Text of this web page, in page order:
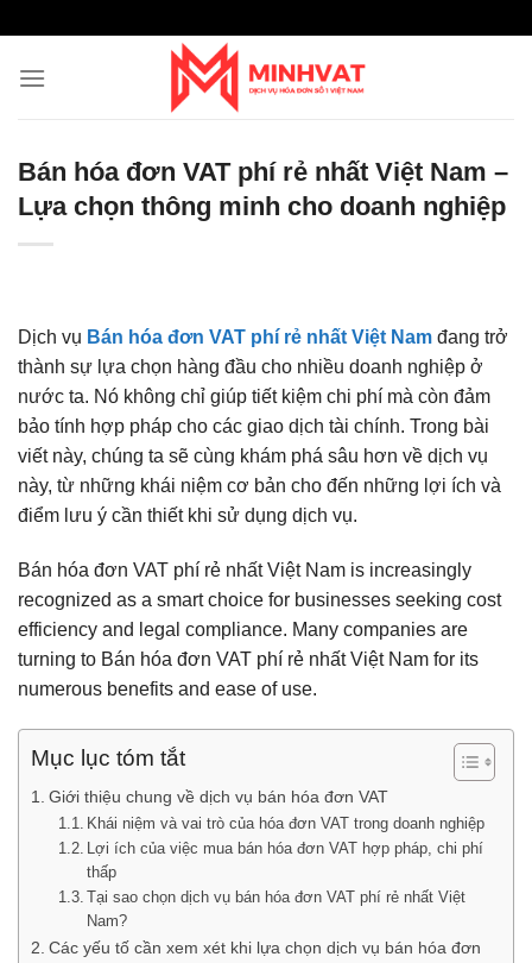
content
Bán hóa đơn VAT phí rẻ nhất Việt Nam –
Lựa chọn thông minh cho doanh nghiệp
Dịch vụ Bán hóa đơn VAT phí rẻ nhất Việt Nam đang trở
thành sự lựa chọn hàng đầu cho nhiều doanh nghiệp ở
nước ta. Nó không chỉ giúp tiết kiệm chi phí mà còn đảm
bảo tính hợp pháp cho các giao dịch tài chính. Trong bài
viết này, chúng ta sẽ cùng khám phá sâu hơn về dịch vụ
này, từ những khái niệm cơ bản cho đến những lợi ích và
điểm lưu ý cần thiết khi sử dụng dịch vụ.
Bán hóa đơn VAT phí rẻ nhất Việt Nam is increasingly
recognized as a smart choice for businesses seeking cost
efficiency and legal compliance. Many companies are
turning to Bán hóa đơn VAT phí rẻ nhất Việt Nam for its
numerous benefits and ease of use.
Mục lục tóm tắt
Giới thiệu chung về dịch vụ bán hóa đơn VAT
Khái niệm và vai trò của hóa đơn VAT trong doanh nghiệp
Lợi ích của việc mua bán hóa đơn VAT hợp pháp, chi phí
thấp
Tại sao chọn dịch vụ bán hóa đơn VAT phí rẻ nhất Việt
Nam?
Các yếu tố cần xem xét khi lựa chọn dịch vụ bán hóa đơn